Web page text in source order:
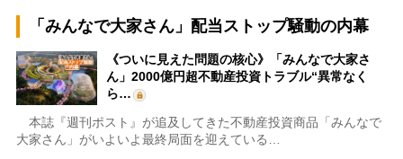
「みんなで大家さん」配当ストップ騒動の内幕
《ついに見えた問題の核心》「みんなで大家さ
ん」2000億円超不動産投資トラブル“異常なく
ら…
本誌『週刊ポスト』が追及してきた不動産投資商品「みんなで
大家さん」がいよいよ最終局面を迎えている…